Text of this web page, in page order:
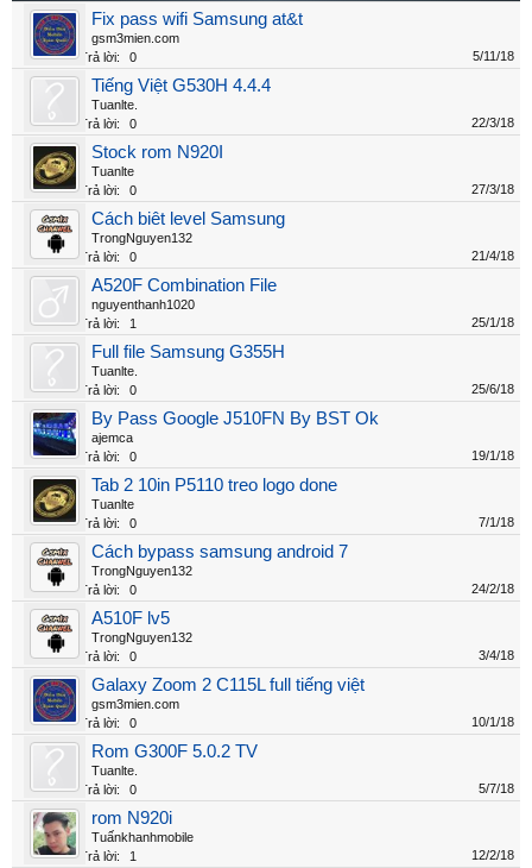
Fix pass wifi Samsung at&t
gsm3mien.com
Trả lời:
0 5/11/18
Tiếng Việt G530H 4.4.4
Tuanlte.
Trả lời:
0 22/3/18
Stock rom N920I
Tuanlte
Trả lời:
0 27/3/18
Cách biêt level Samsung
TrongNguyen132
Trả lời:
0 21/4/18
A520F Combination File
nguyenthanh1020
Trả lời:
1 25/1/18
Full file Samsung G355H
Tuanlte.
Trả lời:
0 25/6/18
By Pass Google J510FN By BST Ok
ajemca
Trả lời:
0 19/1/18
Tab 2 10in P5110 treo logo done
Tuanlte
Trả lời:
0 7/1/18
Cách bypass samsung android 7
TrongNguyen132
Trả lời:
0 24/2/18
A510F lv5
TrongNguyen132
Trả lời:
0 3/4/18
Galaxy Zoom 2 C115L full tiếng việt
gsm3mien.com
Trả lời:
0 10/1/18
Rom G300F 5.0.2 TV
Tuanlte.
Trả lời:
0 5/7/18
rom N920i
Tuấnkhanhmobile
Trả lời:
1 12/2/18